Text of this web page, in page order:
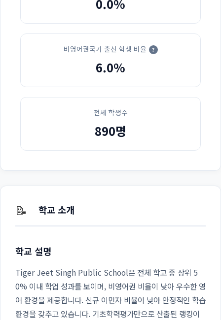
0.0%
비영어권국가 출신 학생 비율 ?
6.0%
전체 학생수
890명
📝 학교 소개
학교 설명
Tiger Jeet Singh Public School은 전체 학교 중 상위 5
0% 이내 학업 성과를 보이며, 비영어권 비율이 낮아 우수한 영
어 환경을 제공합니다. 신규 이민자 비율이 낮아 안정적인 학습
환경을 갖추고 있습니다. 기초학력평가만으로 산출된 랭킹이